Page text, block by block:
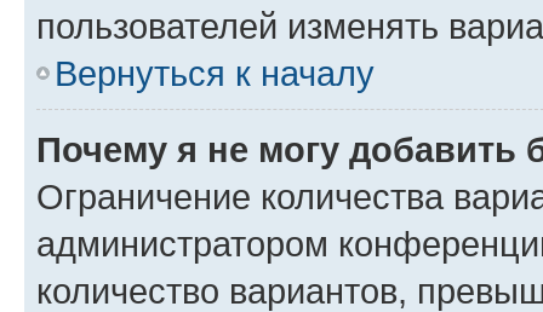
пользователей изменять
Вернуться к началу
Почему я не могу добавить
Ограничение количества
администратором
количество вариантов,